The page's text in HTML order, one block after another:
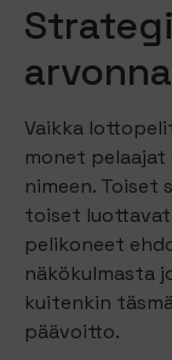
Vaikka
monet
nimeen. Toiset
toiset luottavat
pelikoneet
näkökulmasta
kuitenkin
päävoitto.